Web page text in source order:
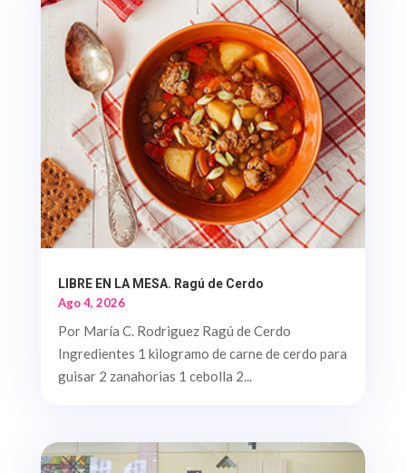
LIBRE EN LA MESA. Ragú de Cerdo
Ago 4, 2026
Por María C. Rodriguez Ragú de Cerdo
Ingredientes 1 kilogramo de carne de cerdo para
guisar 2 zanahorias 1 cebolla 2...